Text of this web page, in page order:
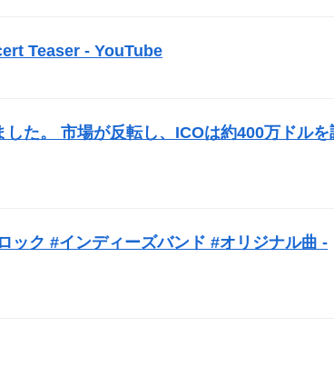
Teaser - YouTube
た。 市場が反転し、 ICOは約400万ドルを
ック #インディーズバンド #オリジナル曲 -